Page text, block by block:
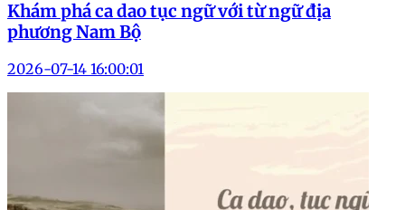
Khám phá ca dao tục ngữ với từ ngữ địa
phương Nam Bộ
2026-07-14 16:00:01